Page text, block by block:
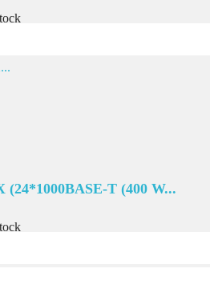
(24*1000BASE-T (400 W...